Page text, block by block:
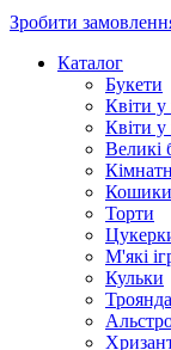
Зробити
Каталог
Букети
Квіти у
Квіти
Великі
Кошики
Торти
М'які
Кульки
Троянда